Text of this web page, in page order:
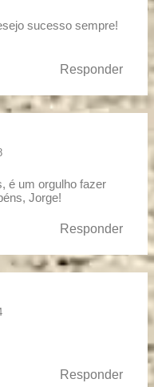
sucesso sempre!
Responder
é um orgulho fazer
Jorge!
Responder
Responder